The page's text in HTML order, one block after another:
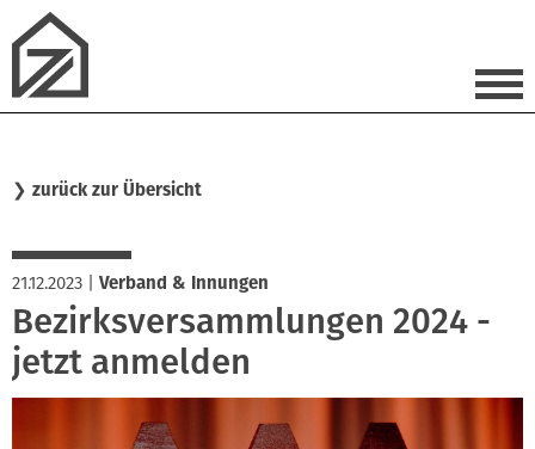
❯ zurück zur Übersicht
21.12.2023 Verband & Innungen
Bezirksversammlungen 2024 -
jetzt anmelden